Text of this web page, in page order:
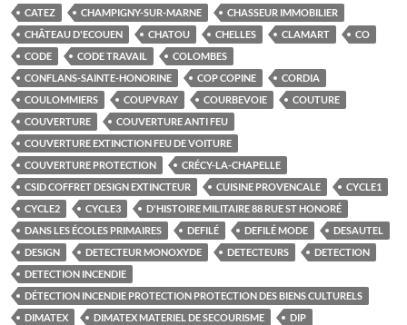
CATEZ
CHAMPIGNY-SUR-MARNE
CHASSEUR IMMOBILIER
CHÂTEAU D'ECOUEN
CHATOU CHELLES CLAMART
CO
CODE
CODE TRAVAIL
COLOMBES
CONFLANS-SAINTE-HONORINE
COP COPINE
CORDIA
COULOMMIERS
COUPVRAY COURBEVOIE
COUTURE
COUVERTURE
COUVERTURE ANTI FEU
COUVERTURE EXTINCTION FEU DE VOITURE
COUVERTURE PROTECTION
CRÉCY-LA-CHAPELLE
CSID COFFRET DESIGN EXTINCTEUR
CUISINE PROVENCALE
CYCLE1
CYCLE2
CYCLE3
D'HISTOIRE MILITAIRE 88 RUE ST HONORÉ
DANS LES ÉCOLES PRIMAIRES
DEFILÉ DEFILÉ MODE
DESAUTEL
DESIGN
DETECTEUR MONOXYDE DETECTEURS
DETECTION
DETECTION INCENDIE
DÉTECTION INCENDIE PROTECTION PROTECTION DES BIENS CULTURELS
DIMATEX
DIMATEX MATERIEL DE SECOURISME
DIP